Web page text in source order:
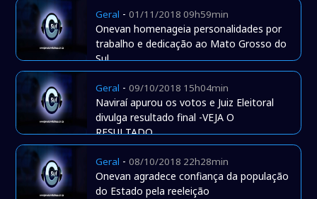
Geral -01/11/2018 09h59min
Onevan homenageia personalidades por
trabalho e dedicação ao Mato Grosso do
Sul
Geral -09/10/2018 15h04min
Naviraí apurou os votos e Juiz Eleitoral
divulga resultado final -VEJA O
RESULTADO
Geral -08/10/2018 22h28min
Onevan agradece confiança da população
do Estado pela reeleição